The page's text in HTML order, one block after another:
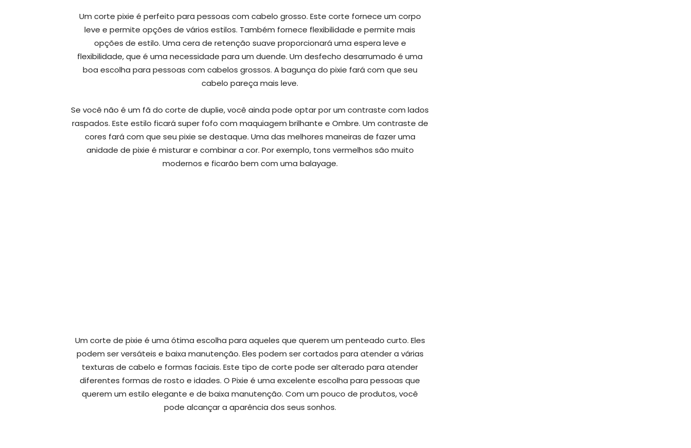
Um corte pixie é perfeito para pessoas com cabelo grosso. Este corte fornece um corpo
leve e permite opções de vários estilos. Também fornece flexibilidade e permite mais
opções de estilo. Uma cera de retenção suave proporcionará uma espera leve e
flexibilidade, que é uma necessidade para um duende. Um desfecho desarrumado é uma
boa escolha para pessoas com cabelos grossos. A bagunça do pixie fará com que seu
cabelo pareça mais leve.
Se você não é um fã do corte de duplie, você ainda pode optar por um contraste com lados
raspados. Este estilo ficará super fofo com maquiagem brilhante e Ombre. Um contraste de
cores fará com que seu pixie se destaque. Uma das melhores maneiras de fazer uma
anidade de pixie é misturar e combinar a cor. Por exemplo, tons vermelhos são muito
modernos e ficarão bem com uma balayage.
Um corte de pixie é uma ótima escolha para aqueles que querem um penteado curto. Eles
podem ser versáteis e baixa manutenção. Eles podem ser cortados para atender a várias
texturas de cabelo e formas faciais. Este tipo de corte pode ser alterado para atender
diferentes formas de rosto e idades. O Pixie é uma excelente escolha para pessoas que
querem um estilo elegante e de baixa manutenção. Com um pouco de produtos, você
pode alcançar a aparência dos seus sonhos.